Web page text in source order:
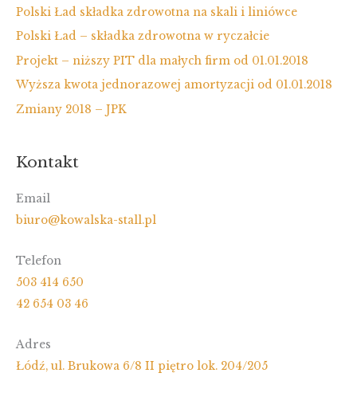
Polski Ład składka zdrowotna na skali i liniówce
Polski Ład – składka zdrowotna w ryczałcie
Projekt – niższy PIT dla małych firm od 01.01.2018
Wyższa kwota jednorazowej amortyzacji od 01.01.2018
Zmiany 2018 – JPK
Kontakt
Email
biuro@kowalska-stall.pl
Telefon
503 414 650
42 654 03 46
Adres
Łódź, ul. Brukowa 6/8 II piętro lok. 204/205